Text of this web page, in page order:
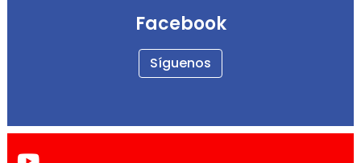
Facebook
Síguenos